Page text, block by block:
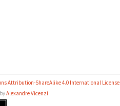
Attribution-ShareAlike 4.0 International License
Alexandre Vicenzi